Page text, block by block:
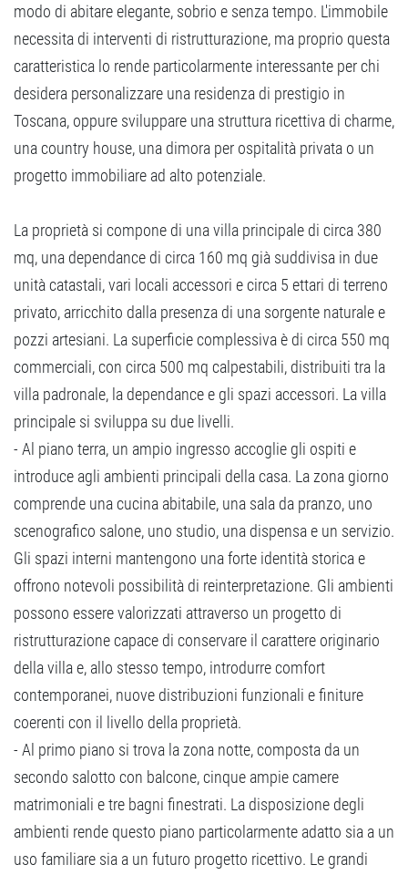
modo di abitare elegante, sobrio e senza tempo. L'immobile
necessita di interventi di ristrutturazione, ma proprio questa
caratteristica lo rende particolarmente interessante per chi
desidera personalizzare una residenza di prestigio in
Toscana, oppure sviluppare una struttura ricettiva di charme,
una country house, una dimora per ospitalità privata o un
progetto immobiliare ad alto potenziale.
La proprietà si compone di una villa principale di circa 380
mq, una dependance di circa 160 mq già suddivisa in due
unità catastali, vari locali accessori e circa 5 ettari di terreno
privato, arricchito dalla presenza di una sorgente naturale e
pozzi artesiani. La superficie complessiva è di circa 550 mq
commerciali, con circa 500 mq calpestabili, distribuiti tra la
villa padronale, la dependance e gli spazi accessori. La villa
principale si sviluppa su due livelli.
- Al piano terra, un ampio ingresso accoglie gli ospiti e
introduce agli ambienti principali della casa. La zona giorno
comprende una cucina abitabile, una sala da pranzo, uno
scenografico salone, uno studio, una dispensa e un servizio.
Gli spazi interni mantengono una forte identità storica e
offrono notevoli possibilità di reinterpretazione. Gli ambienti
possono essere valorizzati attraverso un progetto di
ristrutturazione capace di conservare il carattere originario
della villa e, allo stesso tempo, introdurre comfort
contemporanei, nuove distribuzioni funzionali e finiture
coerenti con il livello della proprietà.
- Al primo piano si trova la zona notte, composta da un
secondo salotto con balcone, cinque ampie camere
matrimoniali e tre bagni finestrati. La disposizione degli
ambienti rende questo piano particolarmente adatto sia a un
uso familiare sia a un futuro progetto ricettivo. Le grandi